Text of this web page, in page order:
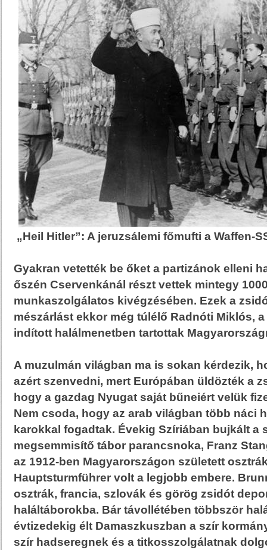
„Heil Hitler”: A jeruzsálemi főmufti a Waffen-
Gyakran vetették be őket a partizánok elleni
őszén Cservenkánál részt vettek mintegy
munkaszolgálatos kivégzésében. Ezek a
mészárlást ekkor még túlélő Radnóti Miklós, a
indított halálmenetben tartottak
A muzulmán világban ma is sokan kérdezik,
azért szenvedni, mert Európában üldözték a
hogy a gazdag Nyugat saját bűneiért velük
Nem csoda, hogy az arab világban több náci
karokkal fogadtak. Évekig Szíriában bujkált a
megsemmisítő tábor parancsnoka, Franz
az 1912-ben Magyarországon született
Hauptsturmführer volt a legjobb embere.
osztrák, francia, szlovák és görög zsidót
haláltáborokba. Bár távollétében többször
évtizedekig élt Damaszkuszban a szír
szír hadseregnek és a titkosszolgálatnak